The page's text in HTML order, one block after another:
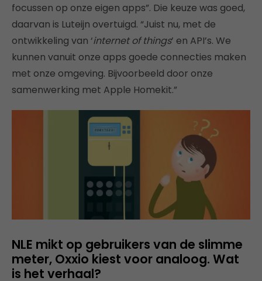
focussen op onze eigen apps”. Die keuze was goed,
daarvan is Luteijn overtuigd. “Juist nu, met de
ontwikkeling van ‘internet of things’ en API’s. We
kunnen vanuit onze apps goede connecties maken
met onze omgeving. Bijvoorbeeld door onze
samenwerking met Apple Homekit.”
NLE mikt op gebruikers van de slimme
meter, Oxxio kiest voor analoog. Wat
is het verhaal?